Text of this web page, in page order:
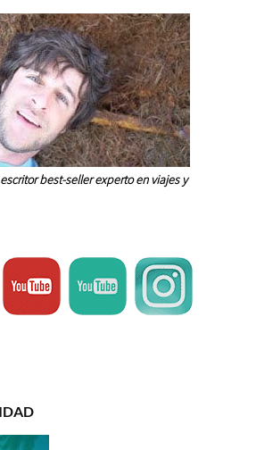
best-seller experto en viajes y